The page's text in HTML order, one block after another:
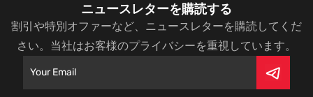
ニュースレターを購読する
割引や特別オファーなど、ニュースレターを購読してくだ
さい。当社はお客様のプライバシーを重視しています。